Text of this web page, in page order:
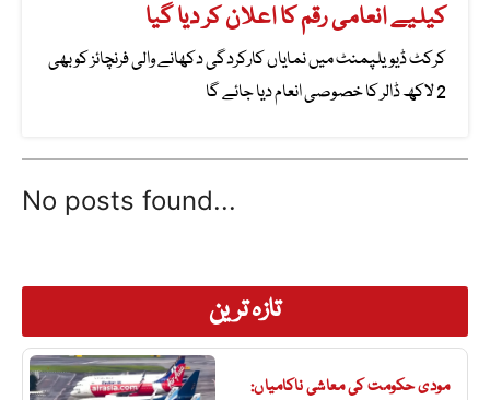
تازہ ترین
مودی حکومت کی معاشی ناکامیاں:
کیلیے انعامی رقم کا اعلان کر دیا گیا
کرکٹ ڈیویلپمنٹ میں نمایاں کارکردگی دکھانے والی فرنچائز کو بھی
2 لاکھ ڈالر کا خصوصی انعام دیا جائے گا
No posts found...